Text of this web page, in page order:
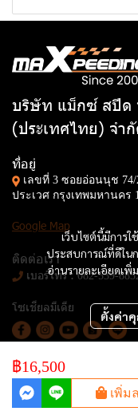
฿16,500
เพิ่ม
เว็บไซต์นี้มีการ
ประสบการณ์ที่ดีในก
อ่านรายละเอียดเพิ่
ตั้งค่า
บริษัท แม็กซ์ สปีด
(ประเทศไทย) จำ
ที่อยู่
เลขที่ 3 ซอยอ่อนนุช
ประเวศ กรุงเทพมหานคร
Google Map
ติดต่อเรา
เบอร์โทร :082-539-
โซเชียลมีเดีย
©